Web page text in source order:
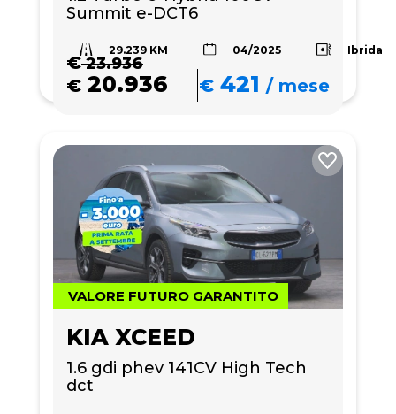
Summit e-DCT6
29.239 KM 04/2025 Ibrida
€23.936
€ 20.936 € 421 /mese
VALORE FUTURO GARANTITO
KIA XCEED
1.6 gdi phev 141CV High Tech
dct